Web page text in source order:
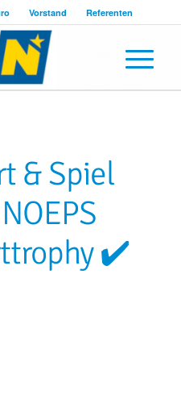
Vorstand Referenten
& Spiel
✔️